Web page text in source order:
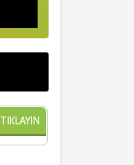
TIKLAYIN